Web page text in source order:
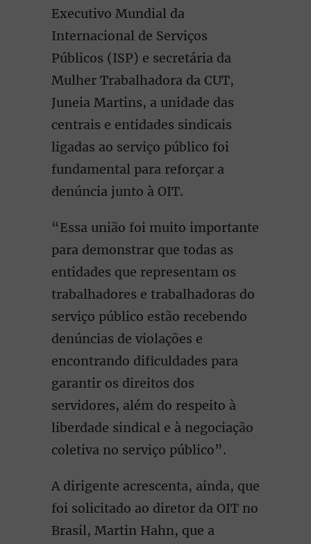
Executivo Mundial da
Internacional de Serviços
Públicos (ISP) e secretária da
Mulher Trabalhadora da CUT,
Juneia Martins, a unidade das
centrais e entidades sindicais
ligadas ao serviço público foi
fundamental para reforçar a
denúncia junto à OIT.
“Essa união foi muito importante
para demonstrar que todas as
entidades que representam os
trabalhadores e trabalhadoras do
serviço público estão recebendo
denúncias de violações e
encontrando dificuldades para
garantir os direitos dos
servidores, além do respeito à
liberdade sindical e à negociação
coletiva no serviço público”.
A dirigente acrescenta, ainda, que
foi solicitado ao diretor da OIT no
Brasil, Martin Hahn, que a